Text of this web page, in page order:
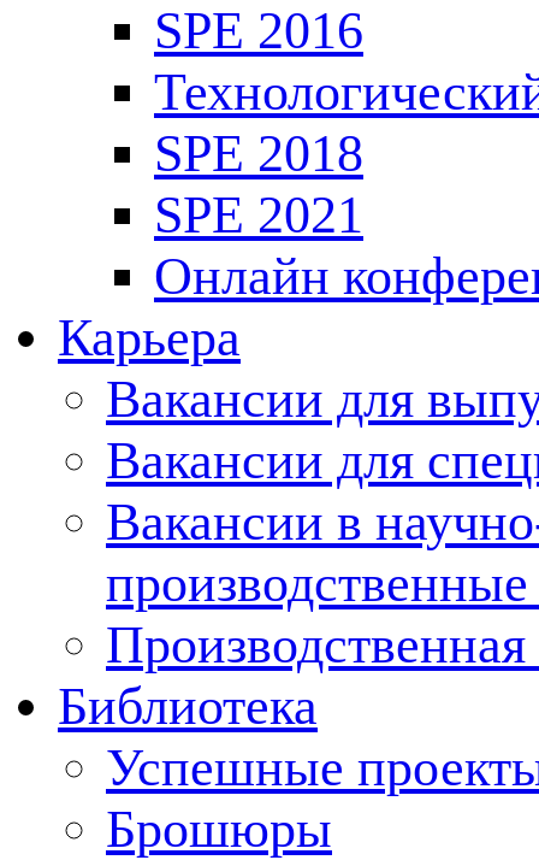
SPE 2016
SPE 2018
SPE 2021
Онлайн
Карьера
Вакансии для
Вакансии для
Вакансии в
Производственная
Библиотека
Успешные
Брошюры